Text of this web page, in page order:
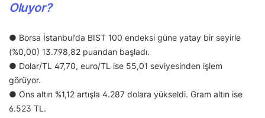
Oluyor?
● Borsa İstanbul’da BIST 100 endeksi güne yatay bir seyirle
(%0,00) 13.798,82 puandan başladı.
● Dolar/TL 47,70, euro/TL ise 55,01 seviyesinden işlem
görüyor.
● Ons altın %1,12 artışla 4.287 dolara yükseldi. Gram altın ise
6.523 TL.